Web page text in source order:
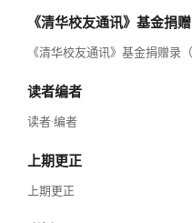
《清华校友通讯》基金捐
《清华校友通讯》基金捐赠录
读者编者
读者·编者
上期更正
上期更正